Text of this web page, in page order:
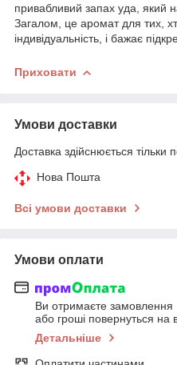
привабливий запах уда, який
Загалом, це аромат для тих,
індивідуальність, і бажає
Приховати
Умови доставки
Доставка здійснюється тільки
Нова Пошта
Всі умови доставки
Умови оплати
Ви отримаєте замовлення
або гроші повернуться на
Детальніше